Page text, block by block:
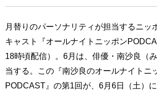
月替りのパーソナリティが担当するニッ
キャスト『オールナイトニッポン
18時頃配信）。6月は、俳優・南沙良（
当する。この『南沙良のオールナイトニ
PODCAST』の第1回が、6月6日（土）に